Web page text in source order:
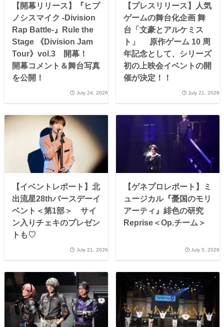
【開幕リリース】『ヒプ
ノシスマイク -Division
Rap Battle-』Rule the
Stage 《Division Jam
Tour》vol.3 開幕！
開幕コメント＆舞台写真
を公開！
July 24, 2026
【プレスリリース】人気
ゲームの舞台化企画 舞
台「文豪とアルケミス
ト」 原作ゲーム 10 周
年記念として、シリーズ
初の上映会イベントの開
催が決定！！
July 21, 2026
【イベントレポート】北
出流星28thバースデーイ
ベント＜第1部＞ サイ
ン入りチェキのプレゼン
トも♡
July 21, 2026
【ゲネプロレポート】ミ
ュージカル『憂国のモリ
アーティ』緋色の研究
Reprise＜Op.チーム＞
July 5, 2026